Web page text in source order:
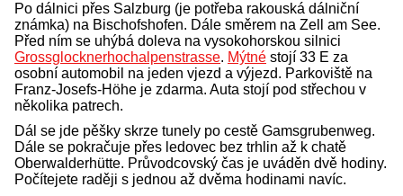
Po dálnici přes Salzburg (je potřeba rakouská dálniční
známka) na Bischofshofen. Dále směrem na Zell am See.
Před ním se uhýbá doleva na vysokohorskou silnici
Grossglocknerhochalpenstrasse. Mýtné stojí 33 E za
osobní automobil na jeden vjezd a výjezd. Parkoviště na
Franz-Josefs-Höhe je zdarma. Auta stojí pod střechou v
několika patrech.
Dál se jde pěšky skrze tunely po cestě Gamsgrubenweg.
Dále se pokračuje přes ledovec bez trhlin až k chatě
Oberwalderhütte. Průvodcovský čas je uváděn dvě hodiny.
Počítejete raději s jednou až dvěma hodinami navíc.